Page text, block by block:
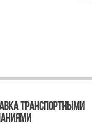
ТРАНСПОРТНЫМИ